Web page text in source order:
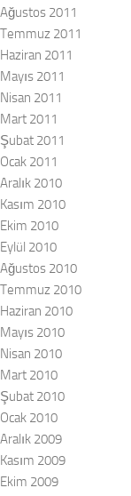
Ağustos 2011
Temmuz 2011
Haziran 2011
Mayıs 2011
Nisan 2011
Mart 2011
Şubat 2011
Ocak 2011
Aralık 2010
Kasım 2010
Ekim 2010
Eylül 2010
Ağustos 2010
Temmuz 2010
Haziran 2010
Mayıs 2010
Nisan 2010
Mart 2010
Şubat 2010
Ocak 2010
Aralık 2009
Kasım 2009
Ekim 2009